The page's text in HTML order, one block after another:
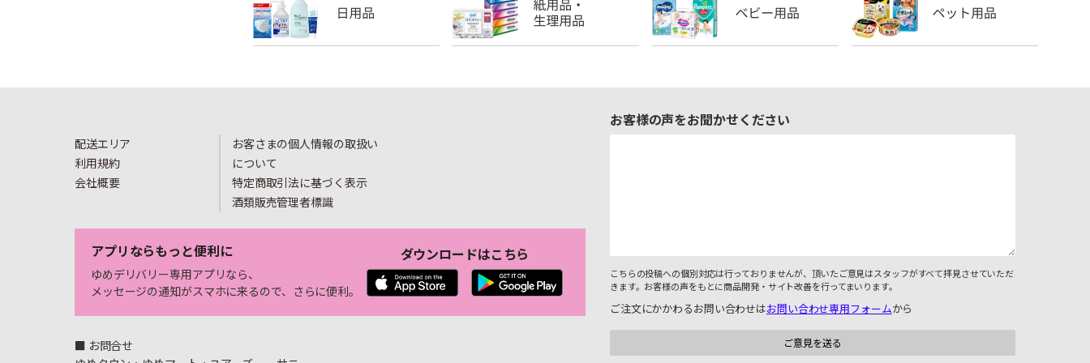
配送エリア
利用規約
会社概要
お客さまの個人情報の取扱い
について
特定商取引法に基づく表示
酒類販売管理者標識
アプリならもっと便利に
ゆめデリバリー専用アプリなら、
メッセージの通知がスマホに来るので、さらに便利。
ダウンロードはこちら
■ お問合せ
お客様の声をお聞かせください
こちらの投稿への個別対応は行っておりませんが、頂いたご意見はスタッフがすべて拝見させていただ
きます。お客様の声をもとに商品開発・サイト改善を行ってまいります。
ご注文にかかわるお問い合わせはお問い合わせ専用フォームから